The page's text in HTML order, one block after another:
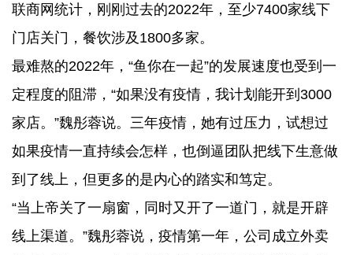
联商网统计，刚刚过去的2022年，至少7400家线下
门店关门，餐饮涉及1800多家。
最难熬的2022年，“鱼你在一起”的发展速度也受到一
定程度的阻滞，“如果没有疫情，我计划能开到3000
家店。”魏彤蓉说。三年疫情，她有过压力，试想过
如果疫情一直持续会怎样，也倒逼团队把线下生意做
到了线上，但更多的是内心的踏实和笃定。
“当上帝关了一扇窗，同时又开了一道门，就是开辟
线上渠道。”魏彤蓉说，疫情第一年，公司成立外卖